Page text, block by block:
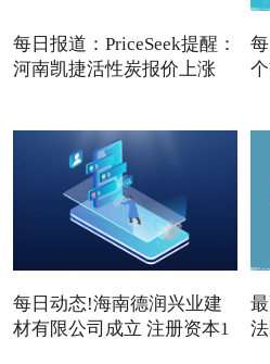
每日报道：PriceSeek提醒：
河南凯捷活性炭报价上涨
每日动态!海南德润兴业建
材有限公司成立 注册资本1